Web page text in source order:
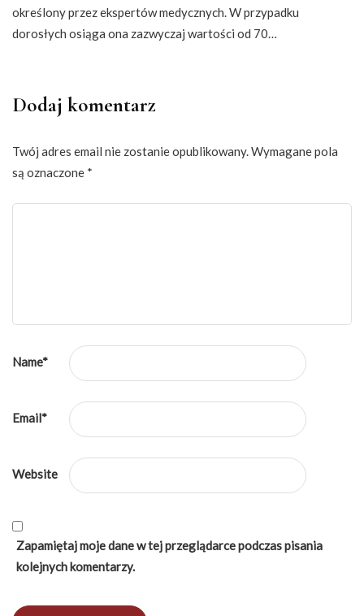
określony przez ekspertów medycznych. W przypadku
dorosłych osiąga ona zazwyczaj wartości od 70…
Dodaj komentarz
Twój adres email nie zostanie opublikowany.Wymagane pola
są oznaczone *
Name*
Email*
Website
Zapamiętaj moje dane w tej przeglądarce podczas pisania
kolejnych komentarzy.